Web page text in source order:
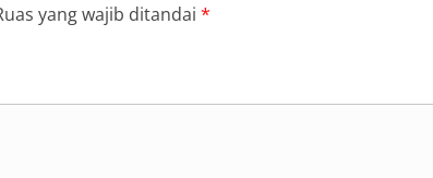
yang wajib ditandai *